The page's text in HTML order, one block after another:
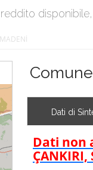
Dati di
Dati non
ÇANKIRI,